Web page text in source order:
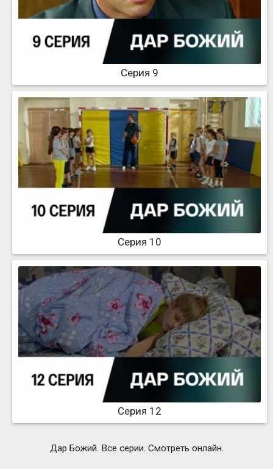
Серия 9
Серия 10
Серия 12
Дар Божий. Все серии. Смотреть онлайн.